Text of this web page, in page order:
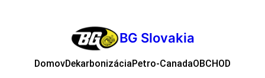
BG Slovakia
DomovDekarbonizáciaPetro-CanadaOBCHOD